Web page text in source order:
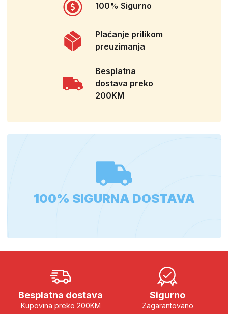
100% Sigurno
Plaćanje prilikom
preuzimanja
Besplatna
dostava preko
200KM
100% SIGURNA DOSTAVA
Besplatna dostava
Kupovina preko 200KM
Sigurno
Zagarantovano